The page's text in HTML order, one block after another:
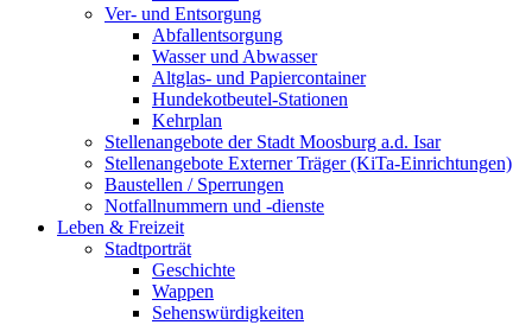
Ver- und Entsorgung
Abfallentsorgung
Wasser und Abwasser
Altglas- und Papiercontainer
Hundekotbeutel-Stationen
Kehrplan
Stellenangebote der Stadt Moosburg a.d. Isar
Stellenangebote Externer Träger (KiTa-Einrichtungen)
Baustellen / Sperrungen
Notfallnummern und -dienste
Leben & Freizeit
Stadtporträt
Geschichte
Wappen
Sehenswürdigkeiten